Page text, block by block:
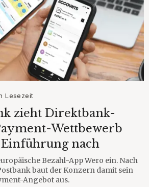
Lesezeit
zieht Direktbank-
Wettbewerb
nach
Bezahl-App Wero ein. Nach
baut der Konzern damit sein
Angebot aus.